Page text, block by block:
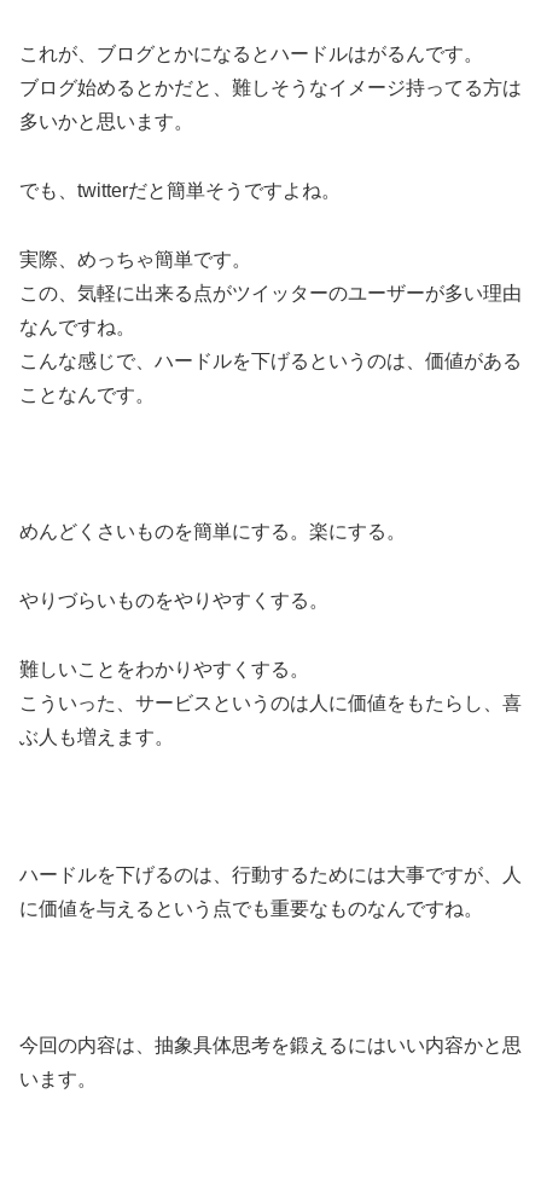
これが、ブログとかになるとハードルはがるんです。
ブログ始めるとかだと、難しそうなイメージ持ってる方は
多いかと思います。
でも、twitterだと簡単そうですよね。
実際、めっちゃ簡単です。
この、気軽に出来る点がツイッターのユーザーが多い理由
なんですね。
こんな感じで、ハードルを下げるというのは、価値がある
ことなんです。
めんどくさいものを簡単にする。楽にする。
やりづらいものをやりやすくする。
難しいことをわかりやすくする。
こういった、サービスというのは人に価値をもたらし、喜
ぶ人も増えます。
ハードルを下げるのは、行動するためには大事ですが、人
に価値を与えるという点でも重要なものなんですね。
今回の内容は、抽象具体思考を鍛えるにはいい内容かと思
います。